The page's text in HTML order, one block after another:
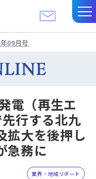
09月号
電（再生エ
行する北九
拡大を後押し
急務に
業界・地域リポート